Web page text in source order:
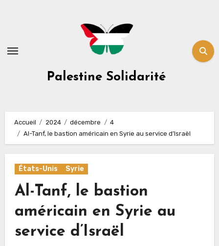
Palestine Solidarité
Accueil 2024 décembre
4
Al-Tanf, le bastion américain en Syrie au service d’Israël
États-Unis Syrie
Al-Tanf, le bastion
américain en Syrie au
service d’Israël